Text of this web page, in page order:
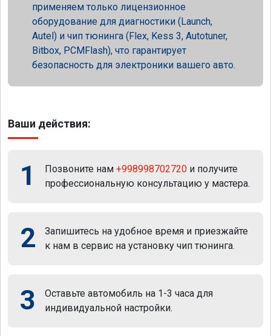
применяем только лицензионное
оборудование для диагностики (Launch,
Autel) и чип тюнинга (Flex, Kess 3, Autotuner,
Bitbox, PCMFlash), что гарантирует
безопасность для электроники вашего авто.
Ваши действия:
1 Позвоните нам +998998702720 и получите
профессиональную консультацию у мастера.
2
Запишитесь на удобное время и приезжайте
к нам в сервис на установку чип тюнинга.
3
Оставьте автомобиль на 1-3 часа для
индивидуальной настройки.